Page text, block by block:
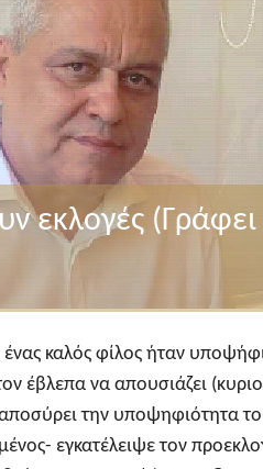
εκλογές
ένας καλός φίλος ήταν
έβλεπα να απουσιάζει
την υποψηφιότητα
εγκατέλειψε τον